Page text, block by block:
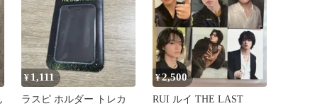
¥ 1,111
ラスピ ホルダー トレカ
¥2,500
RUI ルイ THE LAST